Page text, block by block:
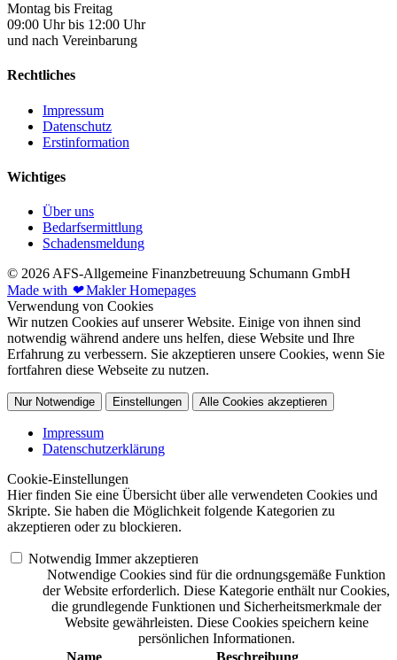
Montag bis Freitag
09:00 Uhr bis 12:00 Uhr
und nach Vereinbarung
Rechtliches
Impressum
Datenschutz
Erstinformation
Wichtiges
Über uns
Bedarfsermittlung
Schadensmeldung
© 2026 AFS-Allgemeine Finanzbetreuung Schumann GmbH
Made with ❤Makler Homepages
Verwendung von Cookies
Wir nutzen Cookies auf unserer Website. Einige von ihnen sind
notwendig während andere uns helfen, diese Website und Ihre
Erfahrung zu verbessern. Sie akzeptieren unsere Cookies, wenn Sie
fortfahren diese Webseite zu nutzen.
Nur Notwendige Einstellungen Alle Cookies akzeptieren
Impressum
Datenschutzerklärung
Cookie-Einstellungen
Hier finden Sie eine Übersicht über alle verwendeten Cookies und
Skripte. Sie haben die Möglichkeit folgende Kategorien zu
akzeptieren oder zu blockieren.
Notwendig Immer akzeptieren
Notwendige Cookies sind für die ordnungsgemäße Funktion
der Website erforderlich. Diese Kategorie enthält nur Cookies,
die grundlegende Funktionen und Sicherheitsmerkmale der
Website gewährleisten. Diese Cookies speichern keine
persönlichen Informationen.
Name
Beschreibung